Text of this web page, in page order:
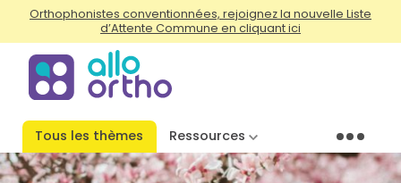
Orthophonistes conventionnées, rejoignez la nouvelle Liste
d’Attente Commune en cliquant ici
Tous les thèmes Ressources Menu